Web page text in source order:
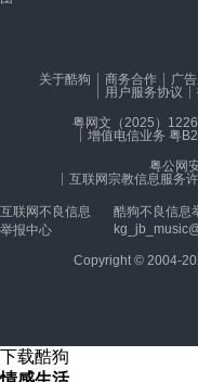
关于酷狗 商务合作 广
用户服务协议
粤网文（2025）
增值电信业务 粤
粤公网
互联网宗教信息服务
互联网不良信息
举报中心
酷狗不良信息
Copyright © 2004-
下载酷狗